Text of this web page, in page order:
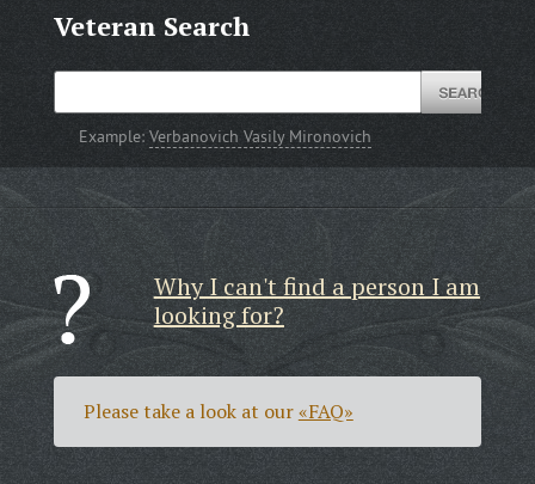
Veteran Search
Example:Verbanovich Vasily Mironovich
Why I can't find a person I am
looking for?
Please take a look at our«FAQ»